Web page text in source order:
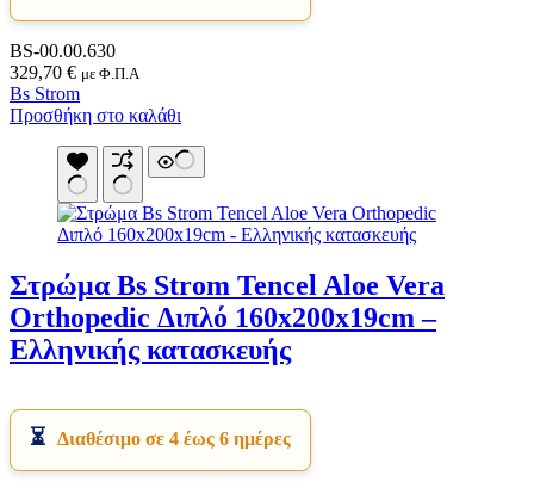
BS-00.00.630
329,70 € με Φ.Π.Α
Bs Strom
Προσθήκη στο καλάθι
Στρώμα Bs Strom Tencel Aloe Vera
Orthopedic Διπλό 160x200x19cm –
Ελληνικής κατασκευής
Διαθέσιμο σε 4 έως 6 ημέρες